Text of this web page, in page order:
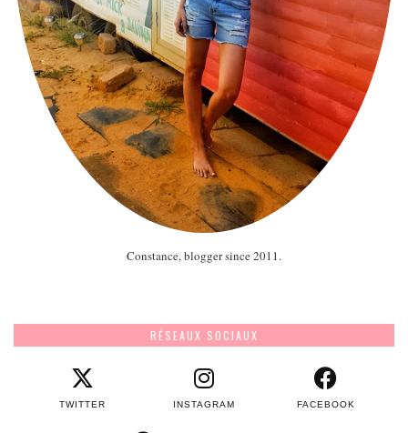
Constance, blogger since 2011.
RÉSEAUX SOCIAUX
TWITTER INSTAGRAM FACEBOOK